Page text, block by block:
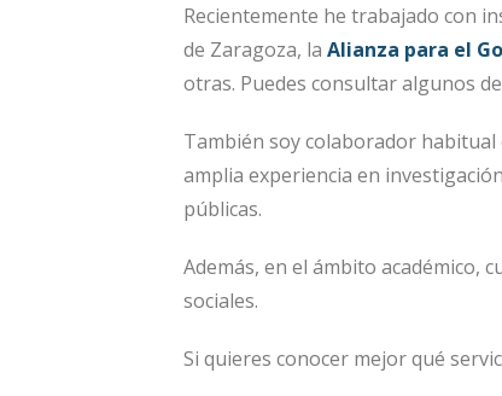
Recientemente he trabajado con
de Zaragoza, la Alianza para el
otras. Puedes consultar algunos
También soy colaborador habitual
amplia experiencia en
públicas.
Además, en el ámbito académico,
sociales.
Si quieres conocer mejor qué